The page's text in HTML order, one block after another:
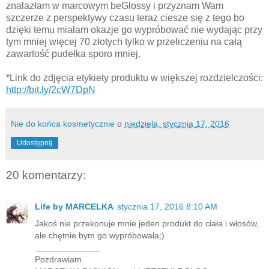
znalazłam w marcowym beGlossy i przyznam Wam
szczerze z perspektywy czasu teraz ciesze się z tego bo
dzięki temu miałam okazje go wypróbować nie wydając przy
tym mniej więcej 70 złotych tylko w przeliczeniu na całą
zawartość pudełka sporo mniej.
*Link do zdjęcia etykiety produktu w większej rozdzielczości:
http://bit.ly/2cW7DpN
Nie do końca kosmetycznie o niedziela, stycznia 17, 2016
Udostępnij
20 komentarzy:
Life by MARCELKA stycznia 17, 2016 8:10 AM
Jakoś nie przekonuje mnie jeden produkt do ciała i włosów,
ale chętnie bym go wypróbowała;)
Pozdrawiam